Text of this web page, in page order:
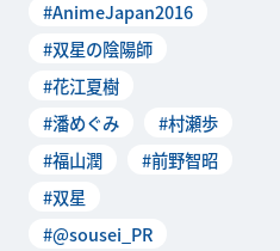
「AnimeJ
#AnimeJapan2016
#双星の陰陽師
#花江夏樹
#潘めぐみ
#村瀬歩
#福山潤
#前野智昭
#双星
#@sousei_PR